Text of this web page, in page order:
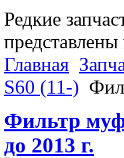
Редкие
Главная
S60 (11-)
Фильтр
до 2013 г.